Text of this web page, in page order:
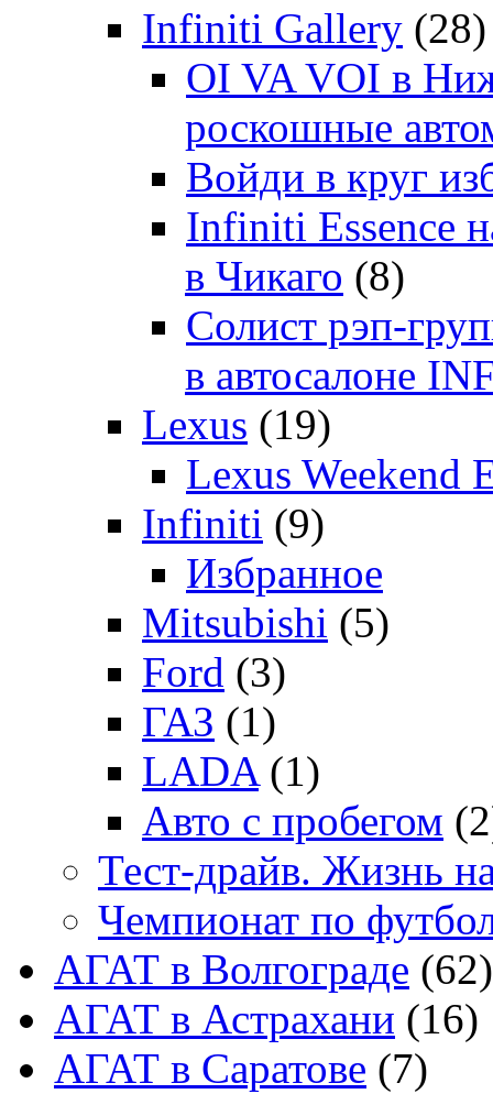
Infiniti Gallery (28)
OI VA VOI в
роскошные
Войди в круг
Infiniti Essence
в Чикаго (8)
Солист рэп-
в автосалоне
Lexus (19)
Lexus Weekend
Infiniti (9)
Избранное
Mitsubishi (5)
Ford (3)
ГАЗ (1)
LADA (1)
Авто с пробегом
Тест-драйв. Жизнь
Чемпионат по
АГАТ в Волгограде (62)
АГАТ в Астрахани (16)
АГАТ в Саратове (7)